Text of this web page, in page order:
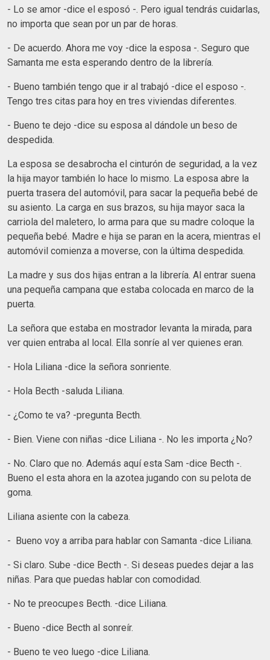
- Lo se amor -dice el esposó -. Pero igual tendrás cuidarlas,
no importa que sean por un par de horas.
- De acuerdo. Ahora me voy -dice la esposa -. Seguro que
Samanta me esta esperando dentro de la librería.
- Bueno también tengo que ir al trabajó -dice el esposo -.
Tengo tres citas para hoy en tres viviendas diferentes.
- Bueno te dejo -dice su esposa al dándole un beso de
despedida.
La esposa se desabrocha el cinturón de seguridad, a la vez
la hija mayor también lo hace lo mismo. La esposa abre la
puerta trasera del automóvil, para sacar la pequeña bebé de
su asiento. La carga en sus brazos, su hija mayor saca la
carriola del maletero, lo arma para que su madre coloque la
pequeña bebé. Madre e hija se paran en la acera, mientras el
automóvil comienza a moverse, con la última despedida.
La madre y sus dos hijas entran a la librería. Al entrar suena
una pequeña campana que estaba colocada en marco de la
puerta.
La señora que estaba en mostrador levanta la mirada, para
ver quien entraba al local. Ella sonríe al ver quienes eran.
- Hola Liliana -dice la señora sonriente.
- Hola Becth -saluda Liliana.
- ¿Como te va? -pregunta Becth.
- Bien. Viene con niñas -dice Liliana -. No les importa ¿No?
- No. Claro que no. Además aquí esta Sam -dice Becth -.
Bueno el esta ahora en la azotea jugando con su pelota de
goma.
Liliana asiente con la cabeza.
- Bueno voy a arriba para hablar con Samanta -dice Liliana.
- Si claro. Sube -dice Becth -. Si deseas puedes dejar a las
niñas. Para que puedas hablar con comodidad.
- No te preocupes Becth. -dice Liliana.
- Bueno -dice Becth al sonreír.
- Bueno te veo luego -dice Liliana.